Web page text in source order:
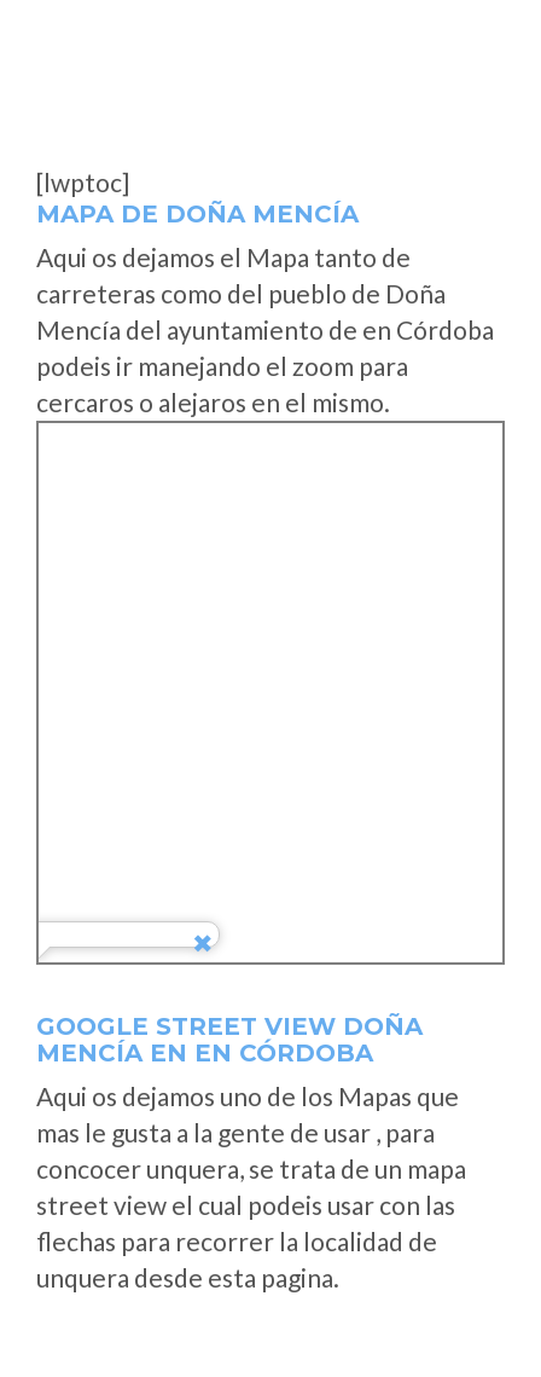
[lwptoc]
MAPA DE DOÑA MENCÍA
Aqui os dejamos el Mapa tanto de
carreteras como del pueblo de Doña
Mencía del ayuntamiento de en Córdoba
podeis ir manejando el zoom para
cercaros o alejaros en el mismo.
GOOGLE STREET VIEW DOÑA
MENCÍA EN EN CÓRDOBA
Aqui os dejamos uno de los Mapas que
mas le gusta a la gente de usar , para
concocer unquera, se trata de un mapa
street view el cual podeis usar con las
flechas para recorrer la localidad de
unquera desde esta pagina.